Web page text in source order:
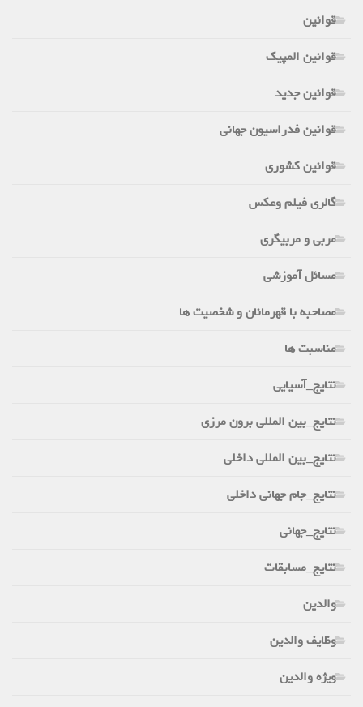
قوانین
قوانین المپیک
قوانین جدید
قوانین فدراسیون جهانی
قوانین کشوری
گالری فیلم وعکس
مربی و مربیگری
مسائل آموزشی
مصاحبه با قهرمانان و شخصیت ها
مناسبت ها
نتایج_آسیایی
نتایج_بین المللی برون مرزی
نتایج_بین المللی داخلی
نتایج_جام جهانی داخلی
نتایج_جهانی
نتایج_مسابقات
والدین
وظایف والدین
ویژه والدین